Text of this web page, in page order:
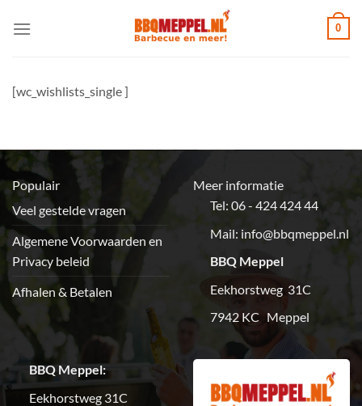
naar
0
[wc_wishlists_single ]
Populair
Veel gestelde vragen
Algemene Voorwaarden en
Privacy beleid
Afhalen & Betalen
Meer informatie
Tel: 06 - 424 424 44
Mail: info@bbqmeppel.nl
BBQ Meppel
Eekhorstweg 31C
7942 KC Meppel
BBQ Meppel:
Eekhorstweg 31C